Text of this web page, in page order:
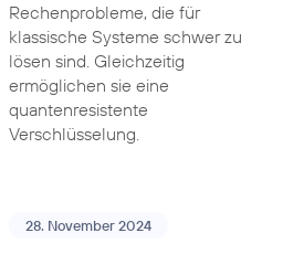
Rechenprobleme, die für
klassische Systeme schwer zu
lösen sind. Gleichzeitig
ermöglichen sie eine
quantenresistente
Verschlüsselung.
28. November 2024